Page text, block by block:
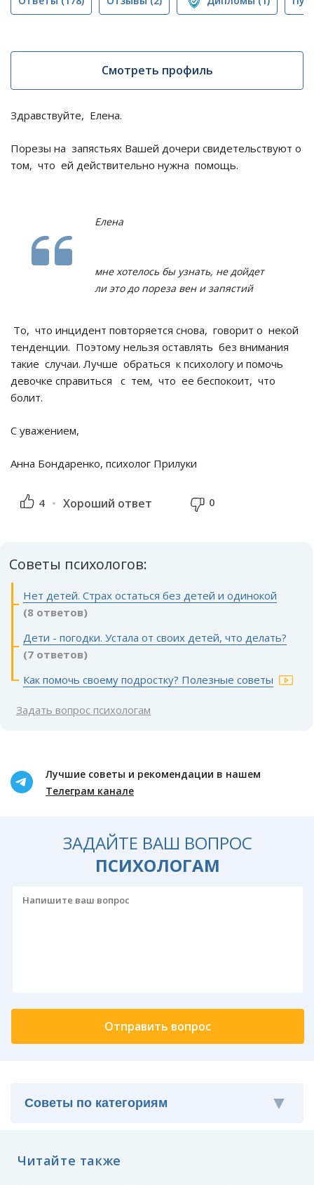
Смотреть профиль
Здравствуйте, Елена.
Порезы на запястьях Вашей дочери свидетельствуют о
том, что ей действительно нужна помощь.
Елена
мне хотелось бы узнать, не дойдет
ли это до пореза вен и запястий
То, что инцидент повторяется снова, говорит о некой
тенденции. Поэтому нельзя оставлять без внимания
такие случаи. Лучше обраться к психологу и помочь
девочке справиться с тем, что ее беспокоит, что
болит.
С уважением,
Анна Бондаренко, психолог Прилуки
4 Хороший ответ 0
Советы психологов:
Нет детей. Страх остаться без детей и одинокой
(8 ответов)
Дети - погодки. Устала от своих детей, что делать?
(7 ответов)
Как помочь своему подростку? Полезные советы
Задать вопрос психологам
Лучшие советы и рекомендации в нашем
Телеграм канале
ЗАДАЙТЕ ВАШ ВОПРОС
ПСИХОЛОГАМ
Читайте также